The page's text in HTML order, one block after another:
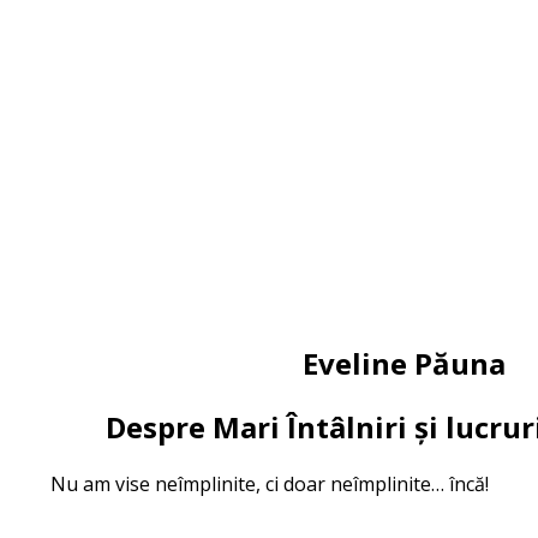
Eveline Păuna
Despre Mari Întâlniri și
Nu am vise neîmplinite, ci doar neîmplinite… încă!